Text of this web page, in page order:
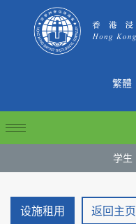
繁體
学生
设施租用 返回主页